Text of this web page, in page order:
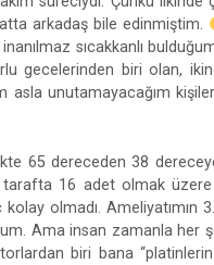
arkadaş bile edinmiştim.
sıcakkanlı
gecelerinden biri olan,
unutamayacağım
65 dereceden 38
16 adet olmak
olmadı. Ameliyatımın
Ama insan zamanla her
biri bana “platinlerin